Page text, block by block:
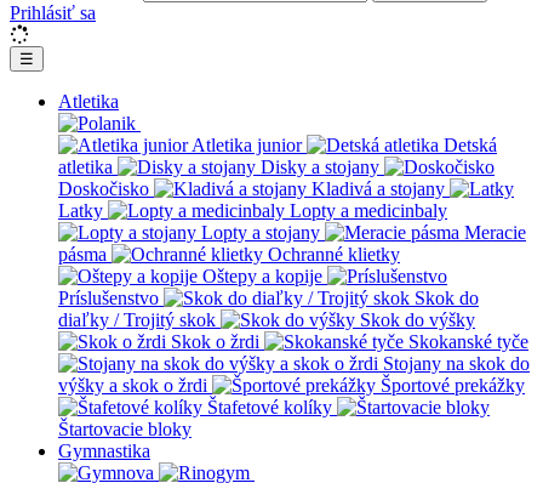
Prihlásiť sa
☰
Atletika
Atletika junior
Detská
atletika
Disky a stojany
Doskočisko
Kladivá a stojany
Latky
Lopty a medicinbaly
Lopty a stojany
Meracie
pásma
Ochranné klietky
Oštepy a kopije
Príslušenstvo
Skok do
diaľky / Trojitý skok
Skok do výšky
Skok o žrdi
Skokanské tyče
Stojany na skok do
výšky a skok o žrdi
Športové prekážky
Štafetové kolíky
Štartovacie bloky
Gymnastika